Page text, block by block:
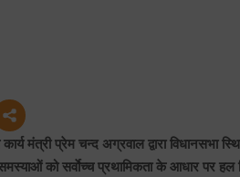
मंत्री प्रेम चन्द अग्रवाल द्वारा विधानसभा
को सर्वाेच्च प्रथामिकता के आधार पर